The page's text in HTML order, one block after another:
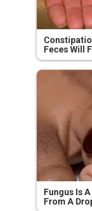
Feces Will
Fungus Is
From A